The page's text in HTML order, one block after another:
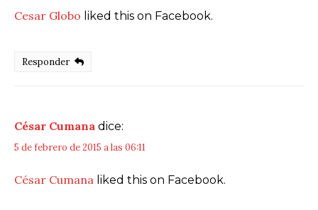
Cesar Globo liked this on Facebook.
Responder
César Cumana dice:
5 de febrero de 2015 a las 06:11
César Cumana liked this on Facebook.